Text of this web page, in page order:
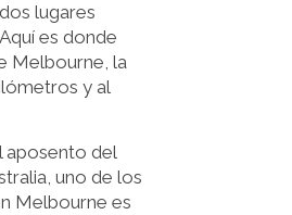
lugares
es donde
Melbourne, la
y al
aposento del
uno de los
Melbourne es